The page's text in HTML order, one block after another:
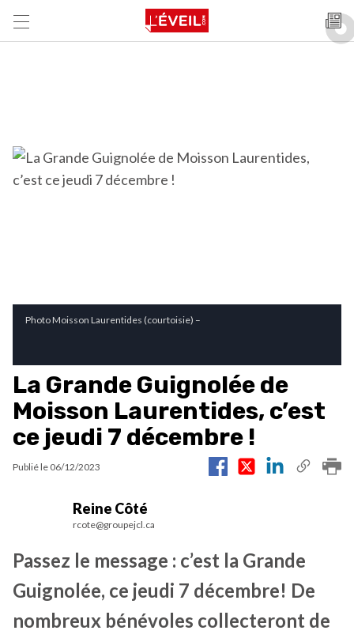
Photo Moisson Laurentides (courtoisie) –
La Grande Guignolée de
Moisson Laurentides, c’est
ce jeudi 7 décembre !
Publié le 06/12/2023
Reine Côté
rcote@groupejcl.ca
Passez le message : c’est la Grande
Guignolée, ce jeudi 7 décembre! De
nombreux bénévoles collecteront de